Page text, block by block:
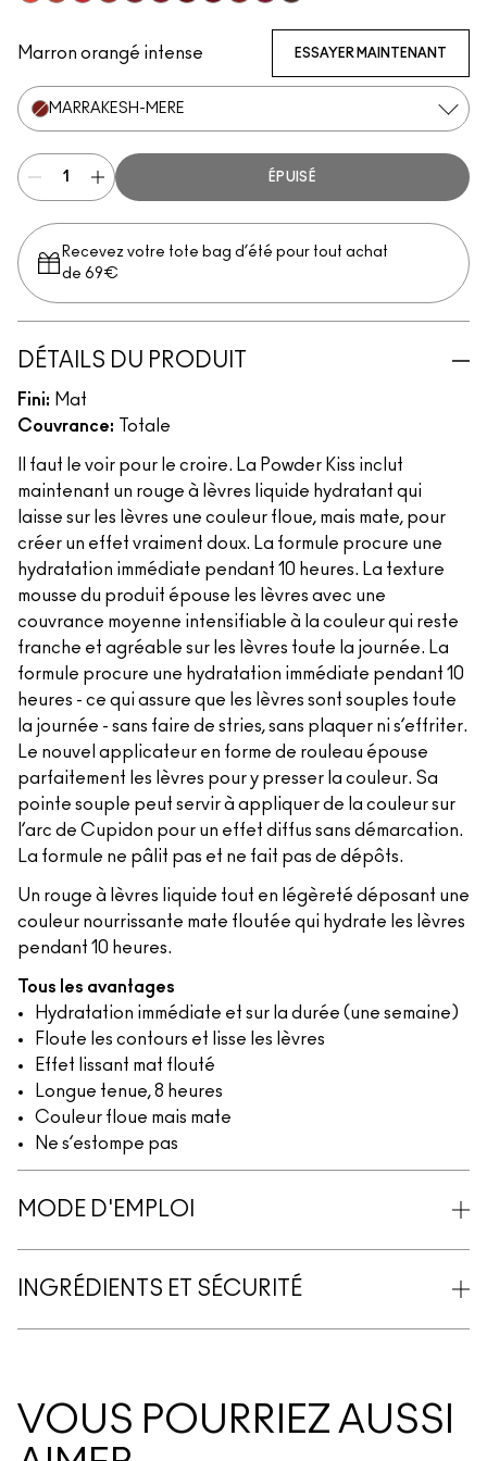
Marron orangé intense ESSAYER MAINTENANT
MARRAKESH-MERE
ÉPUISÉ
Recevez votre tote bag d’été pour tout achat
de 69€
DÉTAILS DU PRODUIT
Fini: Mat
Couvrance:
Totale
Il faut le voir pour le croire. La Powder Kiss inclut
maintenant un rouge à lèvres liquide hydratant qui
laisse sur les lèvres une couleur floue, mais mate, pour
créer un effet vraiment doux. La formule procure une
hydratation immédiate pendant 10 heures. La texture
mousse du produit épouse les lèvres avec une
couvrance moyenne intensifiable à la couleur qui reste
franche et agréable sur les lèvres toute la journée. La
formule procure une hydratation immédiate pendant 10
heures - ce qui assure que les lèvres sont souples toute
la journée - sans faire de stries, sans plaquer ni s’effriter.
Le nouvel applicateur en forme de rouleau épouse
parfaitement les lèvres pour y presser la couleur. Sa
pointe souple peut servir à appliquer de la couleur sur
l’arc de Cupidon pour un effet diffus sans démarcation.
La formule ne pâlit pas et ne fait pas de dépôts.
Un rouge à lèvres liquide tout en légèreté déposant une
couleur nourrissante mate floutée qui hydrate les lèvres
pendant 10 heures.
Tous les avantages
Hydratation immédiate et sur la durée (une semaine)
Floute les contours et lisse les lèvres
Effet lissant mat flouté
Longue tenue, 8 heures
Couleur floue mais mate
Ne s’estompe pas
MODE D'EMPLOI
INGRÉDIENTS ET SÉCURITÉ
VOUS POURRIEZ AUSSI